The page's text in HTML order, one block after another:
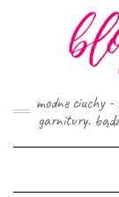
modne ciuchy
garnitury.